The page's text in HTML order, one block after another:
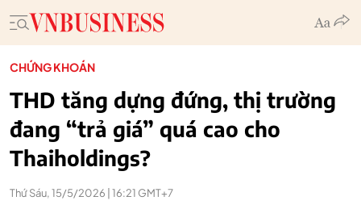
CHỨNG KHOÁN
THD tăng dựng đứng, thị trường
đang “trả giá” quá cao cho
Thaiholdings?
Thứ Sáu, 15/5/2026 | 16:21 GMT+7